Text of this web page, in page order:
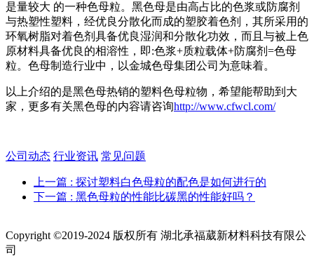
是量较大 的一种色母粒。黑色母是由高占比的色浆或防腐剂
与热塑性塑料，经优良分散化而成的塑胶着色剂，其所采用的
环氧树脂对着色剂具备优良湿润和分散化功效，而且与被上色
原材料具备优良的相溶性，即:色浆+质粒载体+防腐剂=色母
粒。色母制造行业中，以金城色母集团公司为意味着。
以上介绍的是黑色母热销的塑料色母粒物，希望能帮助到大
家，更多有关黑色母的内容请咨询http://www.cfwcl.com/
公司动态 行业资讯 常见问题
上一篇 : 探讨塑料白色母粒的配色是如何进行的
下一篇 : 黑色母粒的性能比碳黑的性能好吗？
Copyright ©2019-2024 版权所有 湖北承福葳新材料科技有限公
司